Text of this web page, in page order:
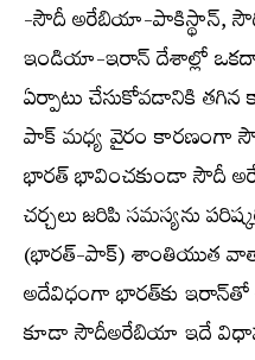
-సౌదీ అరేబియా-పాకిస్థాన్,
ఇండియా-ఇరాన్ దేశాల్లో
ఏర్పాటు చేసుకోవడానికి
పాక్ మధ్య వైరం కారణంగా
భారత్ భావించకుండా సౌదీ
చర్చలు జరిపి సమస్యను
(భారత్-పాక్) శాంతియుత
అదేవిధంగా భారత్‌కు
కూడా సౌదీఅరేబియా ఇదే